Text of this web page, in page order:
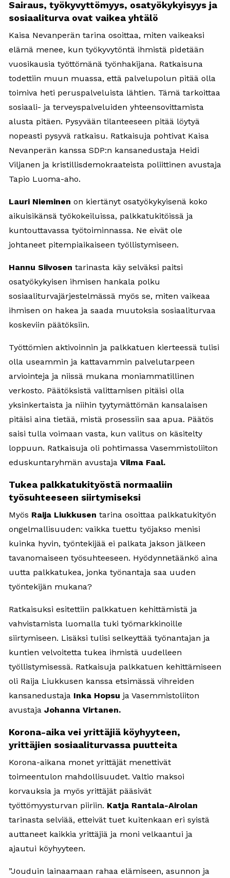
Sairaus, työkyvyttömyys, osatyökykyisyys ja
sosiaaliturva ovat vaikea yhtälö
Kaisa Nevanperän tarina osoittaa, miten vaikeaksi
elämä menee, kun työkyvytöntä ihmistä pidetään
vuosikausia työttömänä työnhakijana. Ratkaisuna
todettiin muun muassa, että palvelupolun pitää olla
toimiva heti peruspalveluista lähtien. Tämä tarkoittaa
sosiaali- ja terveyspalveluiden yhteensovittamista
alusta pitäen. Pysyvään tilanteeseen pitää löytyä
nopeasti pysyvä ratkaisu. Ratkaisuja pohtivat Kaisa
Nevanperän kanssa SDP:n kansanedustaja Heidi
Viljanen ja kristillisdemokraateista poliittinen avustaja
Tapio Luoma-aho.
Lauri Nieminen on kiertänyt osatyökykyisenä koko
aikuisikänsä työkokeiluissa, palkkatukitöissä ja
kuntouttavassa työtoiminnassa. Ne eivät ole
johtaneet pitempiaikaiseen työllistymiseen.
Hannu Siivosen tarinasta käy selväksi paitsi
osatyökykyisen ihmisen hankala polku
sosiaaliturvajärjestelmässä myös se, miten vaikeaa
ihmisen on hakea ja saada muutoksia sosiaaliturvaa
koskeviin päätöksiin.
Työttömien aktivoinnin ja palkkatuen kierteessä tulisi
olla useammin ja kattavammin palvelutarpeen
arviointeja ja niissä mukana moniammatillinen
verkosto. Päätöksistä valittamisen pitäisi olla
yksinkertaista ja niihin tyytymättömän kansalaisen
pitäisi aina tietää, mistä prosessiin saa apua. Päätös
saisi tulla voimaan vasta, kun valitus on käsitelty
loppuun. Ratkaisuja oli pohtimassa Vasemmistoliiton
eduskuntaryhmän avustaja Vilma Faal.
Tukea palkkatukityöstä normaaliin
työsuhteeseen siirtymiseksi
Myös Raija Liukkusen tarina osoittaa palkkatukityön
ongelmallisuuden: vaikka tuettu työjakso menisi
kuinka hyvin, työntekijää ei palkata jakson jälkeen
tavanomaiseen työsuhteeseen. Hyödynnetäänkö aina
uutta palkkatukea, jonka työnantaja saa uuden
työntekijän mukana?
Ratkaisuksi esitettiin palkkatuen kehittämistä ja
vahvistamista luomalla tuki työmarkkinoille
siirtymiseen. Lisäksi tulisi selkeyttää työnantajan ja
kuntien velvoitetta tukea ihmistä uudelleen
työllistymisessä. Ratkaisuja palkkatuen kehittämiseen
oli Raija Liukkusen kanssa etsimässä vihreiden
kansanedustaja Inka Hopsu ja Vasemmistoliiton
avustaja Johanna Virtanen.
Korona-aika vei yrittäjiä köyhyyteen,
yrittäjien sosiaaliturvassa puutteita
Korona-aikana monet yrittäjät menettivät
toimeentulon mahdollisuudet. Valtio maksoi
korvauksia ja myös yrittäjät pääsivät
työttömyysturvan piiriin. Katja Rantala-Airolan
tarinasta selviää, etteivät tuet kuitenkaan eri syistä
auttaneet kaikkia yrittäjiä ja moni velkaantui ja
ajautui köyhyyteen.
”Jouduin lainaamaan rahaa elämiseen, asunnon ja